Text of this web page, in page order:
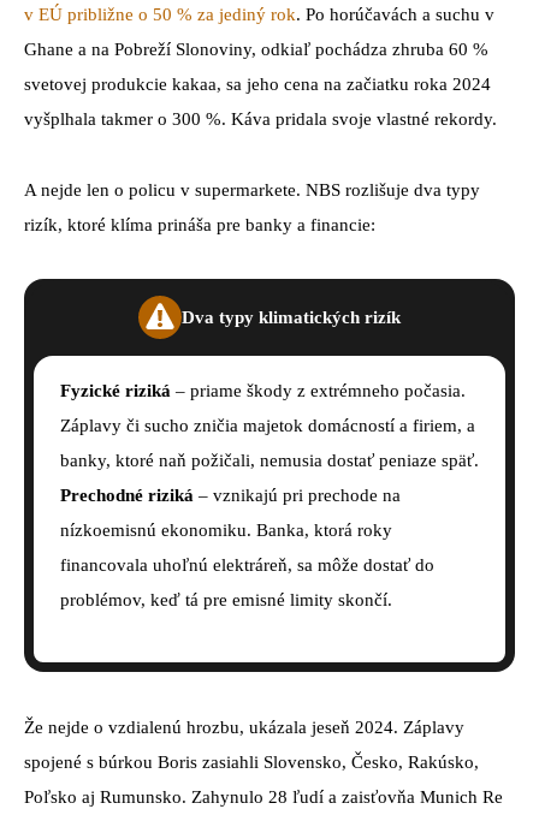
v EÚ približne o 50 % za jediný rok. Po horúčavách a suchu v
Ghane a na Pobreží Slonoviny, odkiaľ pochádza zhruba 60 %
svetovej produkcie kakaa, sa jeho cena na začiatku roka 2024
vyšplhala takmer o 300 %. Káva pridala svoje vlastné rekordy.
A nejde len o policu v supermarkete. NBS rozlišuje dva typy
rizík, ktoré klíma prináša pre banky a financie:
Dva typy klimatických rizík
Fyzické riziká – priame škody z extrémneho počasia.
Záplavy či sucho zničia majetok domácností a firiem, a
banky, ktoré naň požičali, nemusia dostať peniaze späť.
Prechodné riziká – vznikajú pri prechode na
nízkoemisnú ekonomiku. Banka, ktorá roky
financovala uhoľnú elektráreň, sa môže dostať do
problémov, keď tá pre emisné limity skončí.
Že nejde o vzdialenú hrozbu, ukázala jeseň 2024. Záplavy
spojené s búrkou Boris zasiahli Slovensko, Česko, Rakúsko,
Poľsko aj Rumunsko. Zahynulo 28 ľudí a zaisťovňa Munich Re